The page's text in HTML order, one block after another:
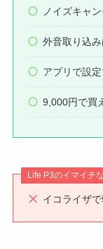
ノイズキャ
外音取り込
アプリで設
9,000円で買
Life P3のイマイチ
イコライザ